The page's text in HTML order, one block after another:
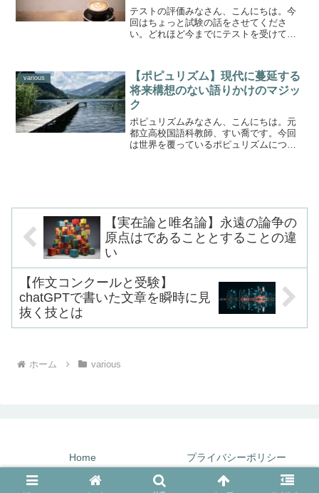
テストの評価みなさん、こんにちは。今
回はちょっと試験の話をさせてくださ
い。どれほど今までにテストを受けてき
た。成績の付け方も5段階式が多かったで
す。高校ではテストの点...
various
【ポピュリズム】現代に蔓延する
将来構想のない語りかけのマジッ
ク
ポピュリズムみなさん、こんにちは。元
都立高校国語科教師、すい喬です。今回
は世界を覆っているポピュリズムについ
【実在論と唯名論】永遠の論争の
原点はであることとすることの違
い
【作文コンクールと受験】
chatGPTで書いた文章を瞬時に見
抜く技とは
ホーム various
Home プライバシーポリシー
© 2025 すい喬Web.